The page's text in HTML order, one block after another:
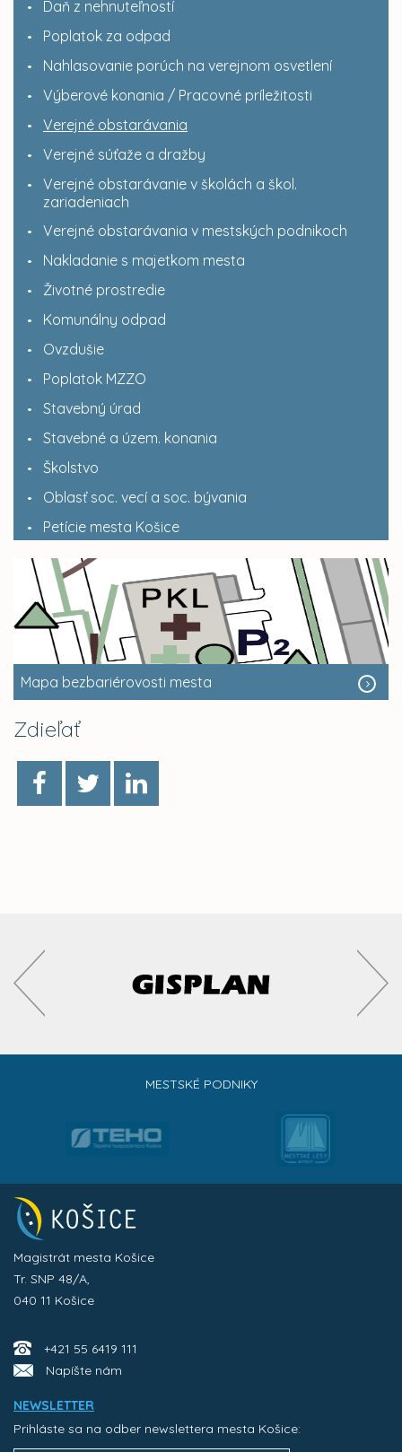
Daň z nehnuteľností
Poplatok za odpad
Nahlasovanie porúch na verejnom osvetlení
Výberové konania / Pracovné príležitosti
Verejné obstarávania
Verejné súťaže a dražby
Verejné obstarávanie v školách a škol.
zariadeniach
Verejné obstarávania v mestských podnikoch
Nakladanie s majetkom mesta
Životné prostredie
Komunálny odpad
Ovzdušie
Poplatok MZZO
Stavebný úrad
Stavebné a územ. konania
Školstvo
Oblasť soc. vecí a soc. bývania
Petície mesta Košice
Mapa bezbariérovosti mesta
Zdieľať
MESTSKÉ PODNIKY
Magistrát mesta Košice
Tr. SNP 48/A,
040 11 Košice
+421 55 6419 111
Napíšte nám
NEWSLETTER
Prihláste sa na odber newslettera mesta Košice: